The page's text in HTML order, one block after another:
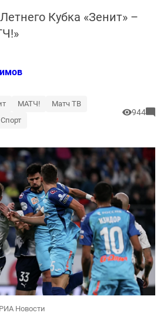
Кубка «Зенит» –
МАТЧ!
Матч ТВ
Спорт
944
Новости